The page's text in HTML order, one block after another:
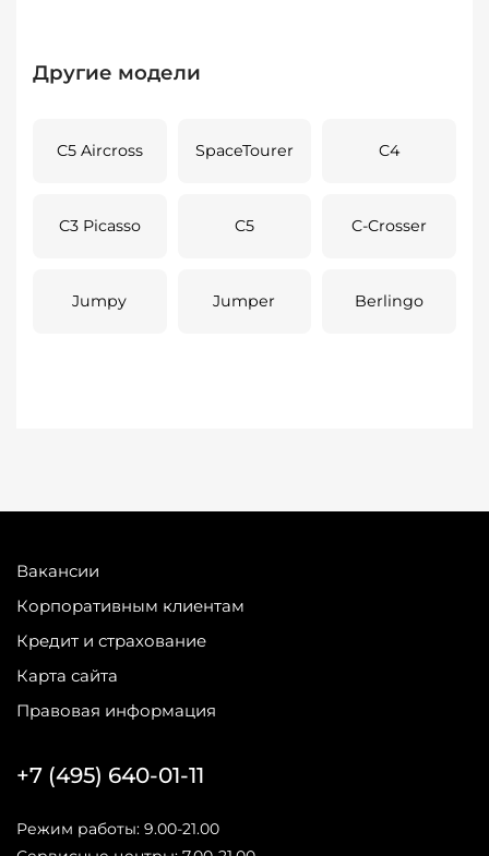
Другие модели
C5 Aircross SpaceTourer C4
C3 Picasso C5 C-Crosser
Jumpy Jumper Berlingo
Вакансии
Корпоративным клиентам
Кредит и страхование
Карта сайта
Правовая информация
+7 (495) 640-01-11
Режим работы: 9.00-21.00